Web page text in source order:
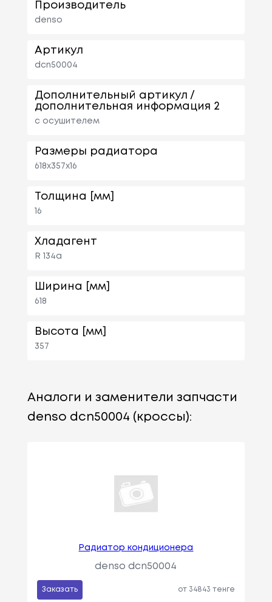
Производитель
denso
Артикул
dcn50004
Дополнительный артикул /
дополнительная информация 2
с осушителем
Размеры радиатора
618x357x16
Толщина [мм]
16
Хладагент
R 134a
Ширина [мм]
618
Высота [мм]
357
Аналоги и заменители запчасти
denso dcn50004 (кроссы):
Радиатор кондиционера
denso dcn50004
Заказать от 34843 тенге